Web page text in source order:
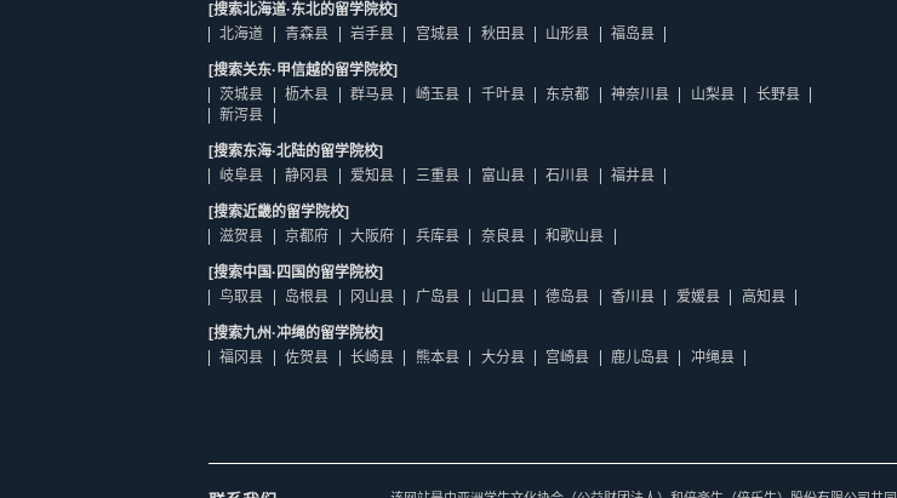
[搜索北海道·东北的留学院校]
北海道
青森县 岩手县 宫城县 秋田县 山形县 福岛县
[搜索关东·甲信越的留学院校]
茨城县
枥木县 群马县 崎玉县 千叶县 东京都 神奈川县 山梨县
长野县
新泻县
[搜索东海·北陆的留学院校]
岐阜县
静冈县 爱知县 三重县 富山县 石川县 福井县
[搜索近畿的留学院校]
滋贺县
京都府 大阪府 兵库县 奈良县 和歌山县
[搜索中国·四国的留学院校]
鸟取县
岛根县 冈山县 广岛县 山口县 德岛县 香川县 爱媛县 高知县
[搜索九州·冲绳的留学院校]
福冈县
佐贺县 长崎县 熊本县 大分县 宫崎县 鹿儿岛县 冲绳县